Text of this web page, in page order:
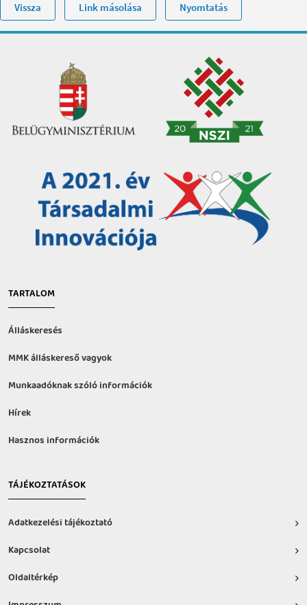
Vissza Link másolása Nyomtatás
TARTALOM
Álláskeresés
MMK álláskereső vagyok
Munkaadóknak szóló információk
Hírek
Hasznos információk
TÁJÉKOZTATÁSOK
Adatkezelési tájékoztató
Kapcsolat
Oldaltérkép